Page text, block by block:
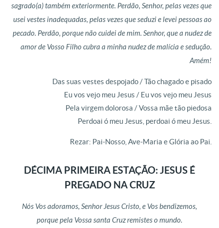
sagrado(a) também exteriormente. Perdão, Senhor, pelas vezes que
usei vestes inadequadas, pelas vezes que seduzi e levei pessoas ao
pecado. Perdão, porque não cuidei de mim. Senhor, que a nudez de
amor de Vosso Filho cubra a minha nudez de malícia e sedução.
Amém!
Das suas vestes despojado / Tão chagado e pisado
Eu vos vejo meu Jesus / Eu vos vejo meu Jesus
Pela virgem dolorosa / Vossa mãe tão piedosa
Perdoai ó meu Jesus, perdoai ó meu Jesus.
Rezar: Pai-Nosso, Ave-Maria e Glória ao Pai.
DÉCIMA PRIMEIRA ESTAÇÃO: JESUS É
PREGADO NA CRUZ
Nós Vos adoramos, Senhor Jesus Cristo, e Vos bendizemos,
porque pela Vossa santa Cruz remistes o mundo.